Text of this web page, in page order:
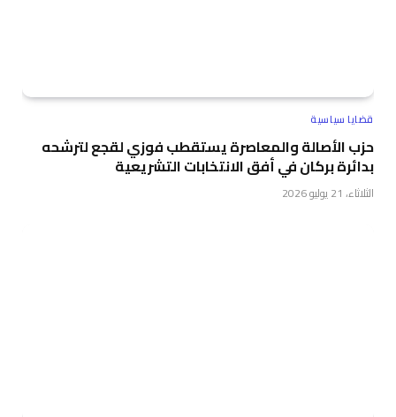
قضايا سياسية
حزب الأصالة والمعاصرة يستقطب فوزي لقجع لترشحه
بدائرة بركان في أفق الانتخابات التشريعية
الثلاثاء، 21 يوليو 2026